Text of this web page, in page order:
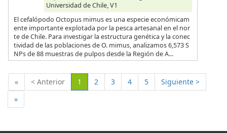
Universidad de Chile, V1
El cefalópodo Octopus mimus es una especie económicam
ente importante explotada por la pesca artesanal en el nor
te de Chile. Para investigar la estructura genética y la conec
tividad de las poblaciones de O. mimus, analizamos 6,573 S
NPs de 88 muestras de pulpos desde la Región de A...
« < Anterior 1 (Actual)
2 3 4 5
Siguiente >
»